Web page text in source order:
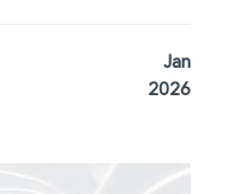
Jan
2026